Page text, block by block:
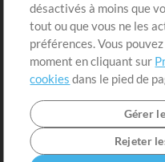
Extras
Sessions
Soumettre votre contenu
Listes de lecture
Conférence MT
désactivés à moins que
tout ou que vous ne les
préférences. Vous
moment en cliquant sur
cookies dans le pied de
Gérer
Rejeter